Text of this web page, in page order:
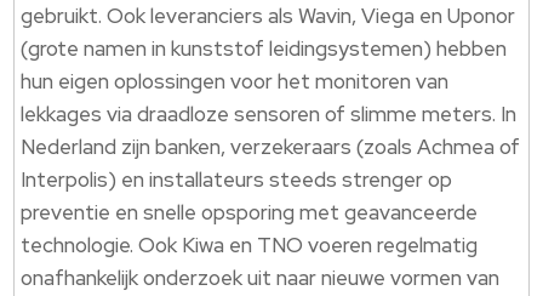
gebruikt. Ook leveranciers als Wavin, Viega en Uponor
(grote namen in kunststof leidingsystemen) hebben
hun eigen oplossingen voor het monitoren van
lekkages via draadloze sensoren of slimme meters. In
Nederland zijn banken, verzekeraars (zoals Achmea of
Interpolis) en installateurs steeds strenger op
preventie en snelle opsporing met geavanceerde
technologie. Ook Kiwa en TNO voeren regelmatig
onafhankelijk onderzoek uit naar nieuwe vormen van